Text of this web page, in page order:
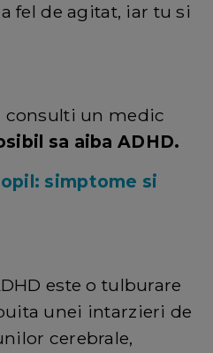
fel de agitat, iar tu si
consulti un medic
sa aiba ADHD.
simptome si
este o tulburare
unei intarzieri de
cerebrale,